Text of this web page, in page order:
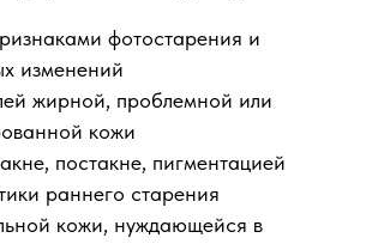
фотостарения и
изменений
жирной, проблемной или
кожи
постакне, пигментацией
раннего старения
кожи, нуждающейся в